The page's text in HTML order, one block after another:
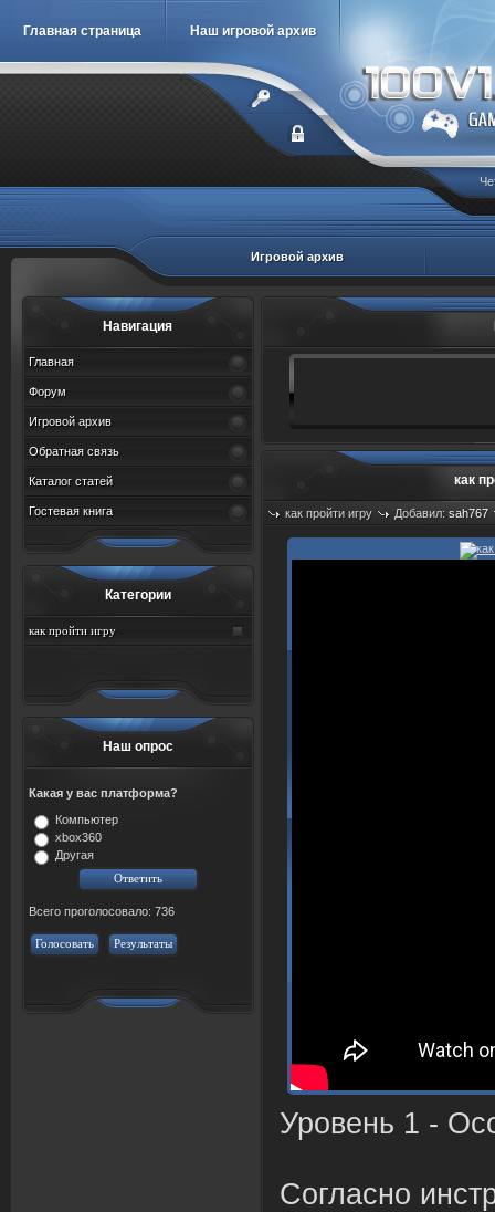
Главная страница Наш игровой архив
Игровой архив
Навигация
Главная
Форум
Игровой архив
Обратная связь
Каталог статей
Гостевая книга
Категории
как пройти игру
Наш опрос
Какая у вас платформа?
Компьютер
xbox360
Другая
Всего проголосовало: 736
Голосовать Результаты
как
как пройти игру Добавил: sah767
Просмотров: 1245
Уровень 1 -
Согласно